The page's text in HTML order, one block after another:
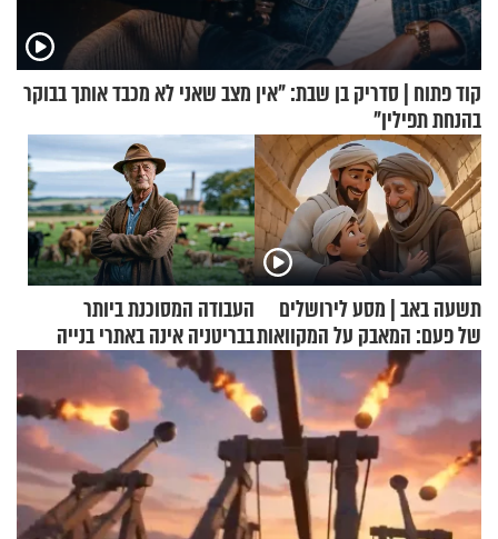
קוד פתוח | סדריק בן שבת: "אין מצב שאני לא מכבד אותך בבוקר
בהנחת תפילין"
תשעה באב | מסע לירושלים
של פעם: המאבק על המקוואות
העבודה המסוכנת ביותר
בבריטניה אינה באתרי בנייה
אלא דווקא בשדות